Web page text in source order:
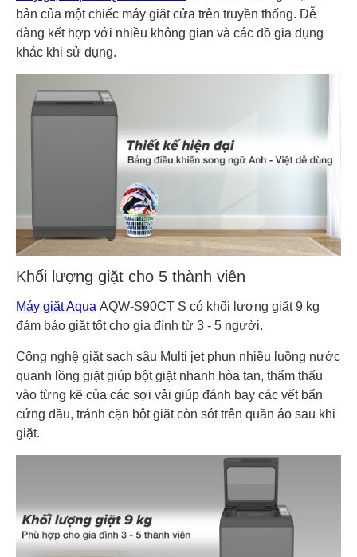
bản của một chiếc máy giặt cửa trên truyền thống. Dễ
dàng kết hợp với nhiều không gian và các đồ gia dụng
khác khi sử dụng.
Khối lượng giặt cho 5 thành viên
Máy giặt Aqua AQW-S90CT S có khối lượng giặt 9 kg
đảm bảo giặt tốt cho gia đình từ 3 - 5 người.
Công nghệ giặt sạch sâu Multi jet phun nhiều luồng nước
quanh lồng giặt giúp bột giặt nhanh hòa tan, thẩm thấu
vào từng kẽ của các sợi vải giúp đánh bay các vết bẩn
cứng đầu, tránh cặn bột giặt còn sót trên quần áo sau khi
giặt.